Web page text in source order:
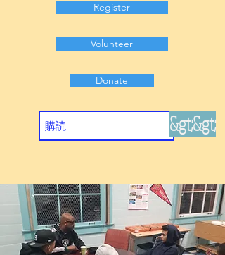
Register
Volunteer
Donate
&gt;&gt;